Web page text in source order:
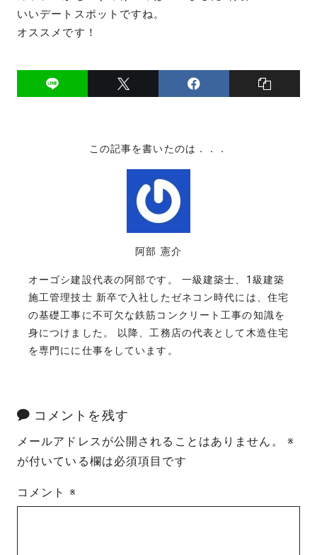
いいデートスポットですね。
オススメです！
この記事を書いたのは．．．
阿部 憲介
オーゴシ建設代表の阿部です。 一級建築士、1級建築
施工管理技士 新卒で入社したゼネコン時代には、住宅
の基礎工事に不可欠な鉄筋コンクリート工事の知識を
身につけました。 以降、工務店の代表として木造住宅
を専門にに仕事をしています。
コメントを残す
メールアドレスが公開されることはありません。
※
が付いている欄は必須項目です
コメント ※